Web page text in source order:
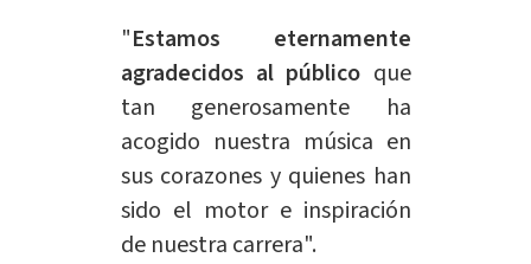
"Estamos eternamente
agradecidos al público que
tan generosamente ha
acogido nuestra música en
sus corazones y quienes han
sido el motor e inspiración
de nuestra carrera".